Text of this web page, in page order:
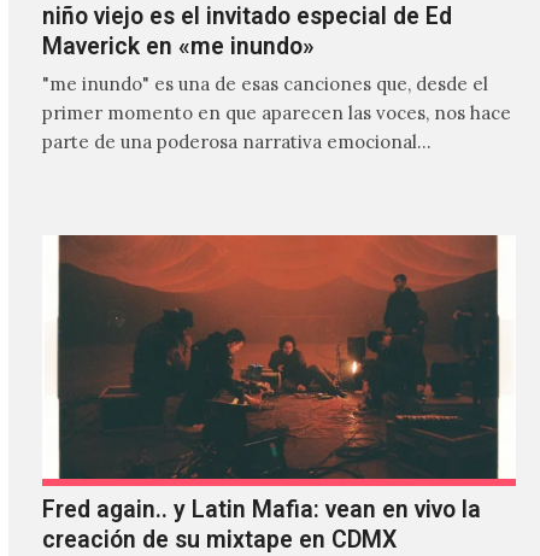
niño viejo es el invitado especial de Ed
Maverick en «me inundo»
"me inundo" es una de esas canciones que, desde el
primer momento en que aparecen las voces, nos hace
parte de una poderosa narrativa emocional…
Fred again.. y Latin Mafia: vean en vivo la
creación de su mixtape en CDMX